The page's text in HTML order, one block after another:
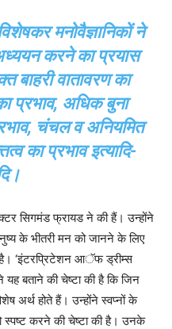
मनोवैज्ञानिकों ने
करने का प्रयास
बाहरी वातावरण का
प्रभाव, अधिक बुना
चंचल व अनियमित
का प्रभाव इत्यादि-
सिगमंड फ्रायड ने की हैं। उन्होंने
के भीतरी मन को जानने के लिए
है। ‘इंटरप्रिटेशन आॅफ ड्रीम्स
बताने की चेष्टा की है कि जिन
अर्थ होते हैं। उन्होंने स्वप्नों के
करने की चेष्टा की है। उनके